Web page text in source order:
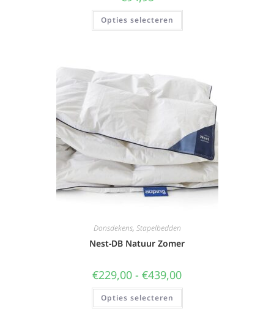
Opties selecteren
Donsdekens, Stapelbedden
Nest-DB Natuur Zomer
€229,00 - €439,00
Opties selecteren